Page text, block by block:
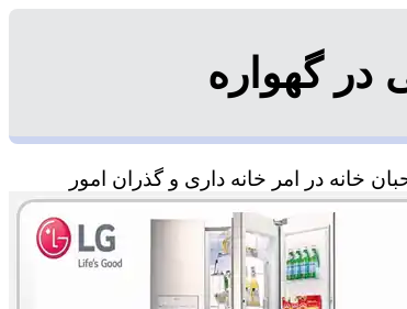
گهواره
خانه در امر خانه داری و گذران امور